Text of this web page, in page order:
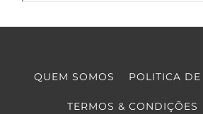
QUEM SOMOS POLITICA
TERMOS & CONDIÇÕES